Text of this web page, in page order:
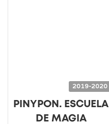
2019-2020
PINYPON. ESCUELA
DE MAGIA